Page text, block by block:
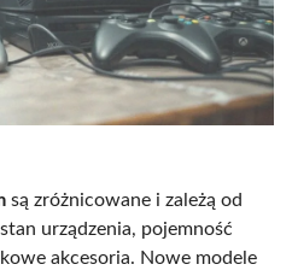
są zróżnicowane i zależą od
urządzenia, pojemność
akcesoria. Nowe modele